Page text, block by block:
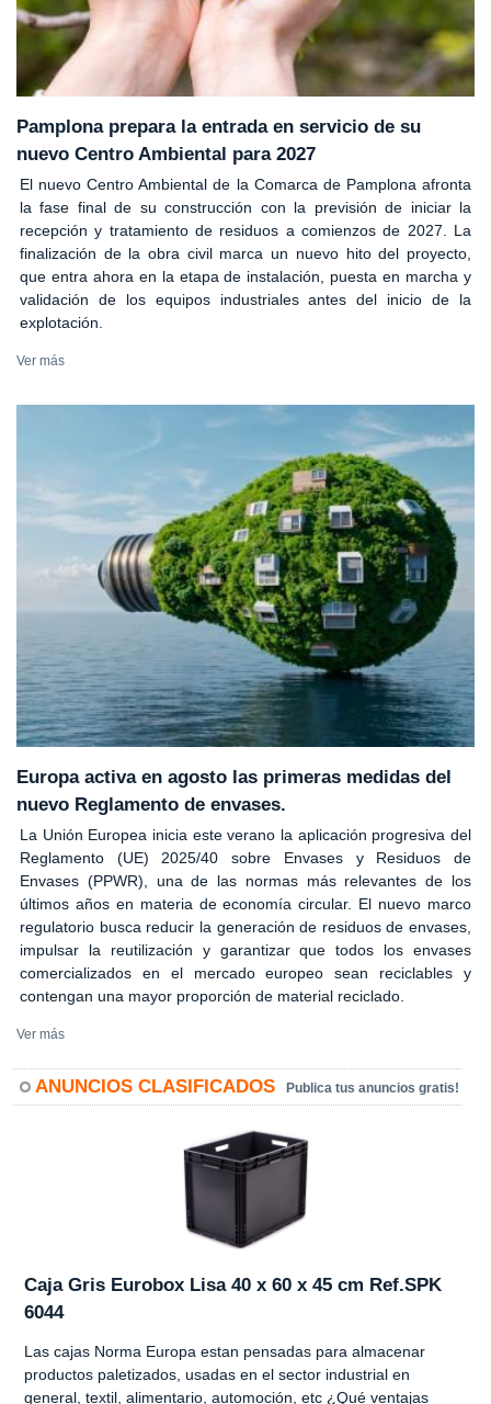
Pamplona prepara la entrada en servicio de su
nuevo Centro Ambiental para 2027
El nuevo Centro Ambiental de la Comarca de Pamplona afronta
la fase final de su construcción con la previsión de iniciar la
recepción y tratamiento de residuos a comienzos de 2027. La
finalización de la obra civil marca un nuevo hito del proyecto,
que entra ahora en la etapa de instalación, puesta en marcha y
validación de los equipos industriales antes del inicio de la
explotación.
Ver más
Europa activa en agosto las primeras medidas del
nuevo Reglamento de envases.
La Unión Europea inicia este verano la aplicación progresiva del
Reglamento (UE) 2025/40 sobre Envases y Residuos de
Envases (PPWR), una de las normas más relevantes de los
últimos años en materia de economía circular. El nuevo marco
regulatorio busca reducir la generación de residuos de envases,
impulsar la reutilización y garantizar que todos los envases
comercializados en el mercado europeo sean reciclables y
contengan una mayor proporción de material reciclado.
Ver más
ANUNCIOS CLASIFICADOS Publica tus anuncios gratis!
Caja Gris Eurobox Lisa 40 x 60 x 45 cm Ref.SPK
6044
Las cajas Norma Europa estan pensadas para almacenar
productos paletizados, usadas en el sector industrial en
general, textil, alimentario, automoción, etc ¿Qué ventajas